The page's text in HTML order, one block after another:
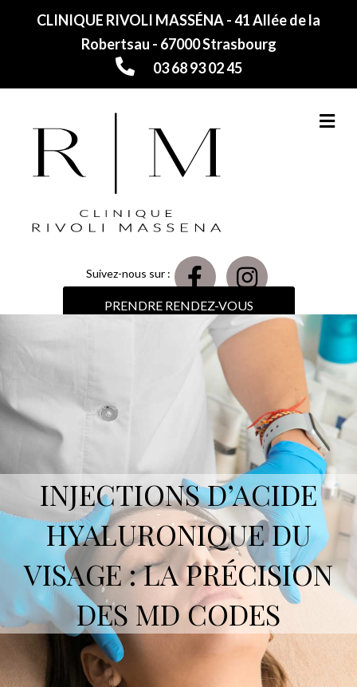
CLINIQUE RIVOLI MASSÉNA - 41 Allée de la
Robertsau - 67000 Strasbourg
03 68 93 02 45
Suivez-nous sur :
PRENDRE RENDEZ-VOUS
INJECTIONS D’ACIDE
HYALURONIQUE DU
VISAGE : LA PRÉCISION
DES MD CODES